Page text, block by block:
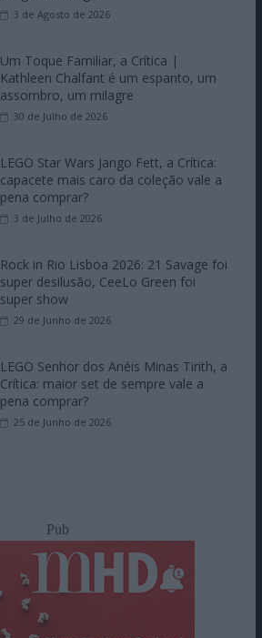
3 de Agosto de 2026
Um Toque Familiar, a Crítica |
Kathleen Chalfant é um espanto, um
assombro, um milagre
30 de Julho de 2026
LEGO Star Wars Jango Fett, a Crítica:
capacete mais caro da coleção vale a
pena comprar?
3 de Julho de 2026
Rock in Rio Lisboa 2026: 21 Savage foi
super desilusão, CeeLo Green foi
super show
29 de Junho de 2026
LEGO Senhor dos Anéis Minas Tirith, a
Crítica: maior set de sempre vale a
pena comprar?
25 de Junho de 2026
Pub